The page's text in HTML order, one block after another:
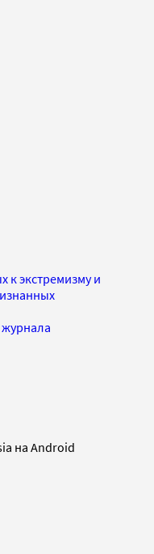
к экстремизму и
на Android